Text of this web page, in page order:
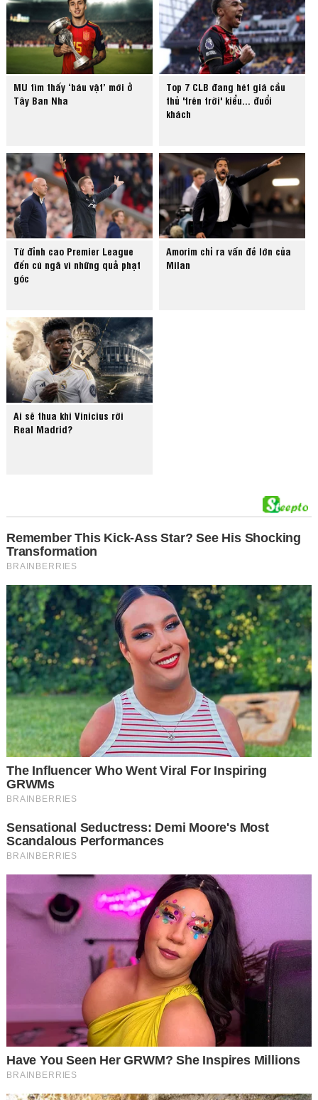
MU tìm thấy ‘báu vật’ mới ở
Tây Ban Nha
Top 7 CLB đang hét giá cầu
thủ 'trên trời' kiểu... đuổi
khách
Từ đỉnh cao Premier League
đến cú ngã vì những quả phạt
góc
Amorim chỉ ra vấn đề lớn của
Milan
Ai sẽ thua khi Vinicius rời
Real Madrid?